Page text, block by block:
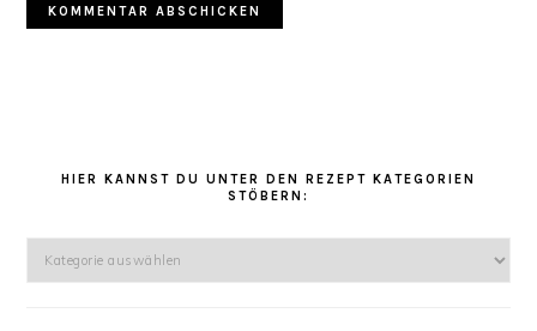
HIER KANNST DU UNTER DEN REZEPT KATEGORIEN
STÖBERN: